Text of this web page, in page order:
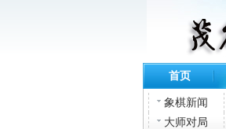
首页
象棋新闻
大师对局